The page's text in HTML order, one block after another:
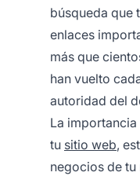
búsqueda que
enlaces
más que
han vuelto
autoridad del
La
tu sitio web,
negocios de